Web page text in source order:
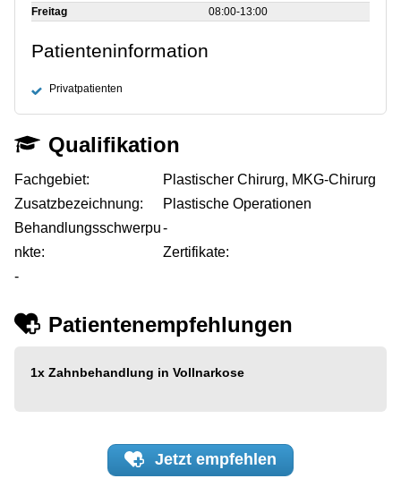
Freitag
08:00‑13:00
Patienteninformation
Privatpatienten
Qualifikation
Fachgebiet:
Plastischer Chirurg, MKG-Chirurg
Zusatzbezeichnung:
Plastische Operationen
Behandlungsschwerpu
nkte:
-
Zertifikate:
-
Patientenempfehlungen
1x Zahnbehandlung in Vollnarkose
Jetzt empfehlen